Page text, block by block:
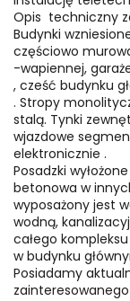
Opis techniczny
Budynki
częściowo
-wapiennej,
, cześć budynku
. Stropy
stalą. Tynki
wjazdowe
elektronicznie .
Posadzki
betonowa w
wyposażony jest
wodną,
całego
w budynku
Posiadamy